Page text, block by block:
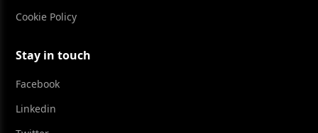
Cookie Policy
Stay in touch
Facebook
Linkedin